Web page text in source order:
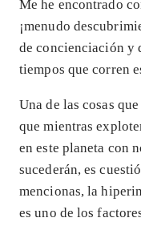
Me he encontrado
¡menudo
de concienciación y
tiempos que corren
Una de las cosas
que mientras
en este planeta con
sucederán, es
mencionas, la
es uno de los